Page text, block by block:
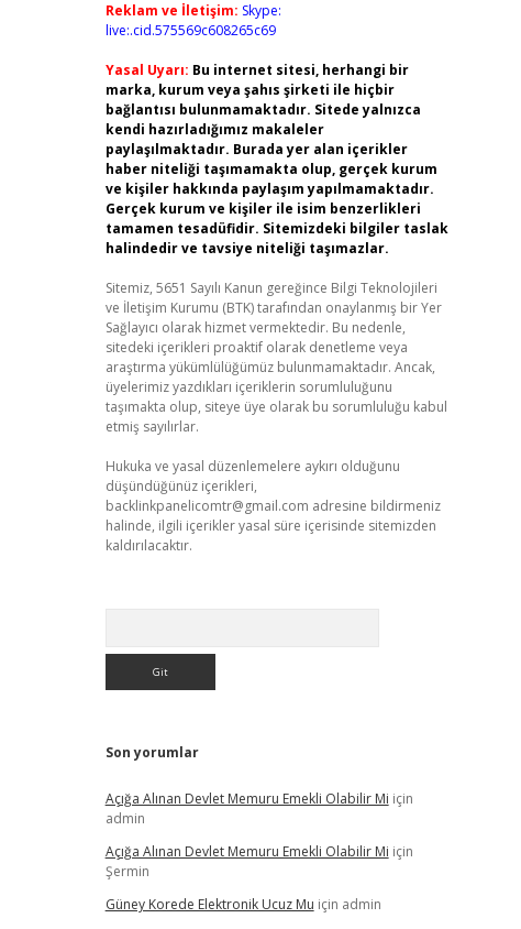
Reklam ve İletişim: Skype:
live:.cid.575569c608265c69
Yasal Uyarı: Bu internet sitesi, herhangi bir
marka, kurum veya şahıs şirketi ile hiçbir
bağlantısı bulunmamaktadır. Sitede yalnızca
kendi hazırladığımız makaleler
paylaşılmaktadır. Burada yer alan içerikler
haber niteliği taşımamakta olup, gerçek kurum
ve kişiler hakkında paylaşım yapılmamaktadır.
Gerçek kurum ve kişiler ile isim benzerlikleri
tamamen tesadüfidir. Sitemizdeki bilgiler taslak
halindedir ve tavsiye niteliği taşımazlar.
Sitemiz, 5651 Sayılı Kanun gereğince Bilgi Teknolojileri
ve İletişim Kurumu (BTK) tarafından onaylanmış bir Yer
Sağlayıcı olarak hizmet vermektedir. Bu nedenle,
sitedeki içerikleri proaktif olarak denetleme veya
araştırma yükümlülüğümüz bulunmamaktadır. Ancak,
üyelerimiz yazdıkları içeriklerin sorumluluğunu
taşımakta olup, siteye üye olarak bu sorumluluğu kabul
etmiş sayılırlar.
Hukuka ve yasal düzenlemelere aykırı olduğunu
düşündüğünüz içerikleri,
backlinkpanelicomtr@gmail.com adresine bildirmeniz
halinde, ilgili içerikler yasal süre içerisinde sitemizden
kaldırılacaktır.
Son yorumlar
Açığa Alınan Devlet Memuru Emekli Olabilir Mi için
admin
Açığa Alınan Devlet Memuru Emekli Olabilir Mi için
Şermin
Güney Korede Elektronik Ucuz Mu için admin